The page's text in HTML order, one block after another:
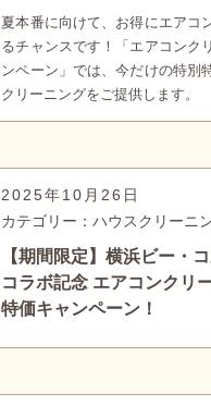
夏本番に向けて、お得にエアコ
るチャンスです！「エアコンク
ンペーン」では、今だけの特別
クリーニングをご提供します。
2025年10月26日
カテゴリー：ハウスクリーニ
【期間限定】横浜ビー・
コラボ記念 エアコンクリ
特価キャンペーン！